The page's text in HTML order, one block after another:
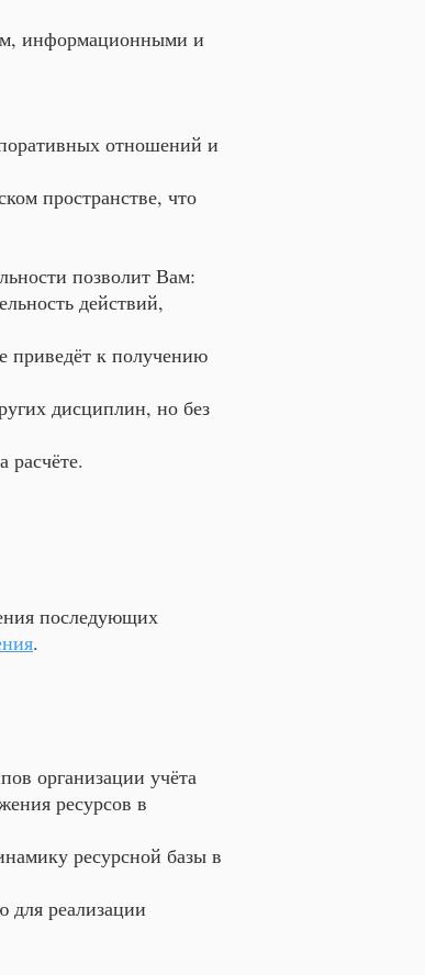
информационными и
отношений и
пространстве, что
позволит Вам:
действий,
приведёт к получению
дисциплин, но без
последующих
.
организации учёта
ресурсов в
ресурсной базы в
для реализации